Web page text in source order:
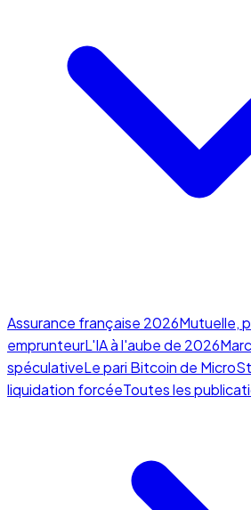
Assurance française 2026Mutuelle,
emprunteurL'IA à l'aube de 2026
spéculativeLe pari Bitcoin de
liquidation forcéeToutes les